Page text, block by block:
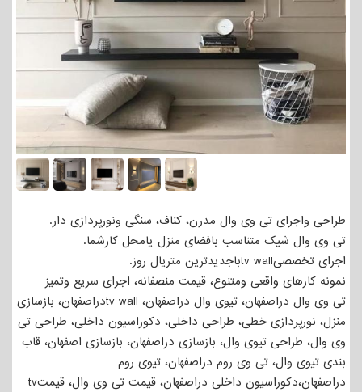
طراحی واجرای تی وی وال مدرن، کناف، سنگی ونورپردازی دار.
تی وی وال شیک متناسب بافضای منزل یامحل کارشما.
اجرای تخصصیtv wallباجدیدترین متریال روز.
نمونه کارهای واقعی ومتنوع، قیمت منصفانه، اجرای سریع وتمیز
تی وی وال دراصفهان، تیوی وال دراصفهان، tv wallدراصفهان، بازسازی
منزل، نورپردازی خطی، طراحی داخلی، دکوراسیون داخلی، طراحی تی
وی وال، طراحی تیوی وال، بازسازی دراصفهان، بازسازی اصفهان، قاب
بندی تیوی وال، تی وی روم دراصفهان، تیوی روم
دراصفهان،دکوراسیون داخلی دراصفهان، قیمت تی وی وال، قیمتtv